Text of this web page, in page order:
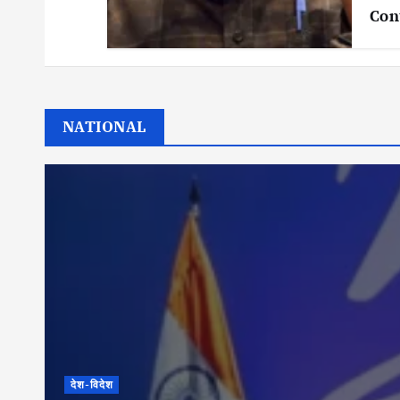
NATIONAL
देश-विदेश